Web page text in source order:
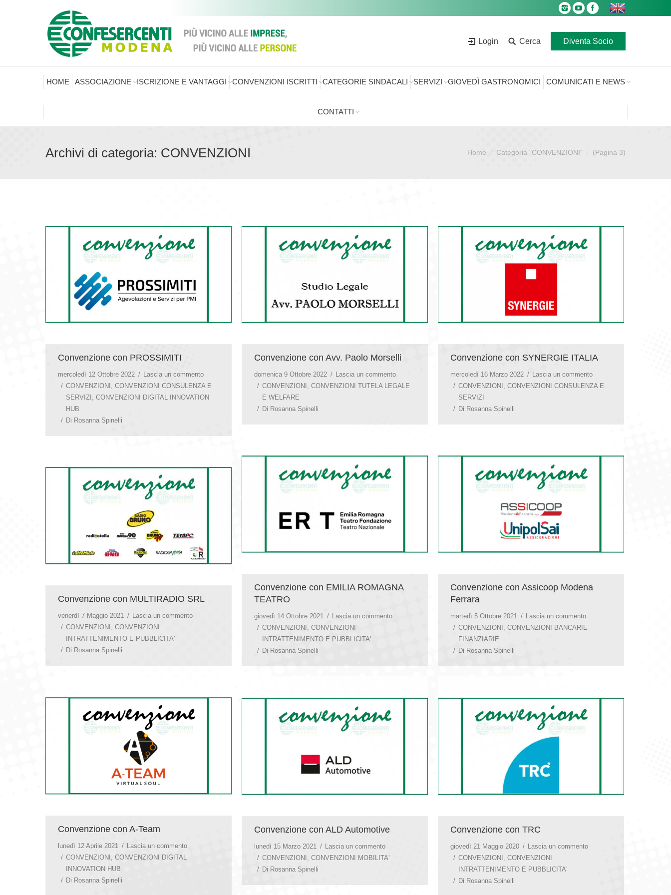
Login Cerca Diventa Socio
HOME ASSOCIAZIONE ISCRIZIONE E VANTAGGI CONVENZIONI ISCRITTI CATEGORIE SINDACALI SERVIZI GIOVEDÌ GASTRONOMICI COMUNICATI E NEWS
CONTATTI
Archivi di categoria: CONVENZIONI Home Categoria "CONVENZIONI" (Pagina 3)
Convenzione con PROSSIMITI
mercoledì 12 Ottobre 2022
Lascia un commento
CONVENZIONI
CONVENZIONI CONSULENZA E
SERVIZI
CONVENZIONI DIGITAL INNOVATION
HUB
Di Rosanna Spinelli
Convenzione con Avv. Paolo Morselli
domenica 9 Ottobre 2022
Lascia un commento
CONVENZIONI
CONVENZIONI TUTELA LEGALE
E WELFARE
Di Rosanna Spinelli
Convenzione con SYNERGIE ITALIA
mercoledì 16 Marzo 2022
Lascia un commento
CONVENZIONI
CONVENZIONI CONSULENZA E
SERVIZI
Di Rosanna Spinelli
Convenzione con EMILIA ROMAGNA
TEATRO
giovedì 14 Ottobre 2021
Lascia un commento
CONVENZIONI
CONVENZIONI
INTRATTENIMENTO E PUBBLICITA'
Di Rosanna Spinelli
Convenzione con Assicoop Modena
Ferrara
martedì 5 Ottobre 2021
Lascia un commento
CONVENZIONI
CONVENZIONI BANCARIE
FINANZIARIE
Di Rosanna Spinelli
Convenzione con MULTIRADIO SRL
venerdì 7 Maggio 2021
Lascia un commento
CONVENZIONI
CONVENZIONI
INTRATTENIMENTO E PUBBLICITA'
Di Rosanna Spinelli
Convenzione con A-Team
lunedì 12 Aprile 2021
Lascia un commento
CONVENZIONI
CONVENZIONI DIGITAL
INNOVATION HUB
Di Rosanna Spinelli
Convenzione con ALD Automotive
lunedì 15 Marzo 2021
Lascia un commento
CONVENZIONI
CONVENZIONI MOBILITA'
Di Rosanna Spinelli
Convenzione con TRC
giovedì 21 Maggio 2020
Lascia un commento
CONVENZIONI
CONVENZIONI
INTRATTENIMENTO E PUBBLICITA'
Di Rosanna Spinelli